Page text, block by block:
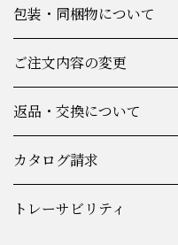
包装・同梱物について
ご注文内容の変更
返品・交換について
カタログ請求
トレーサビリティ